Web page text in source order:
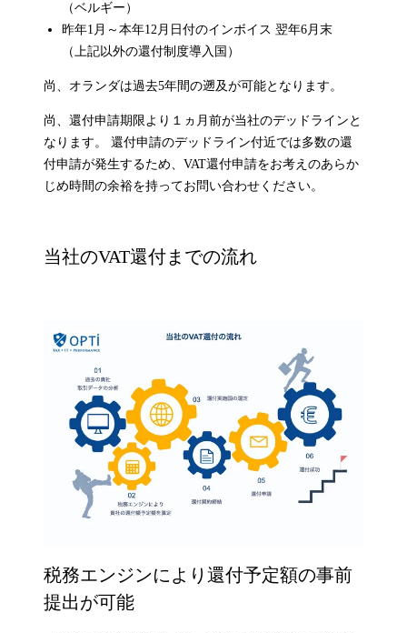
（ベルギー）
昨年1月～本年12月日付のインボイス 翌年6月末
（上記以外の還付制度導入国）
尚、オランダは過去5年間の遡及が可能となります。
尚、還付申請期限より１ヵ月前が当社のデッドラインと
なります。 還付申請のデッドライン付近では多数の還
付申請が発生するため、VAT還付申請をお考えのあらか
じめ時間の余裕を持ってお問い合わせください。
当社のVAT還付までの流れ
税務エンジンにより還付予定額の事前
提出が可能